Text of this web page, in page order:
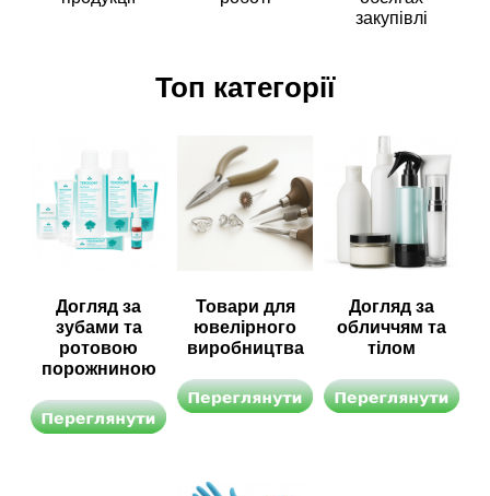
закупівлі
Топ категорії
Догляд за
зубами та
ротовою
порожниною
Товари для
ювелірного
виробництва
Догляд за
обличчям та
тілом